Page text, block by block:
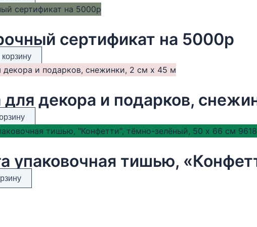
сертификат на 5000р
корзину
для декора и подарков,